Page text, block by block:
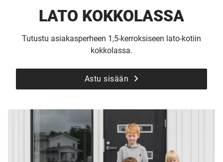
LATO KOKKOLASSA
Tutustu asiakasperheen 1,5-kerroksiseen lato-kotiin
kokkolassa.
Astu sisään